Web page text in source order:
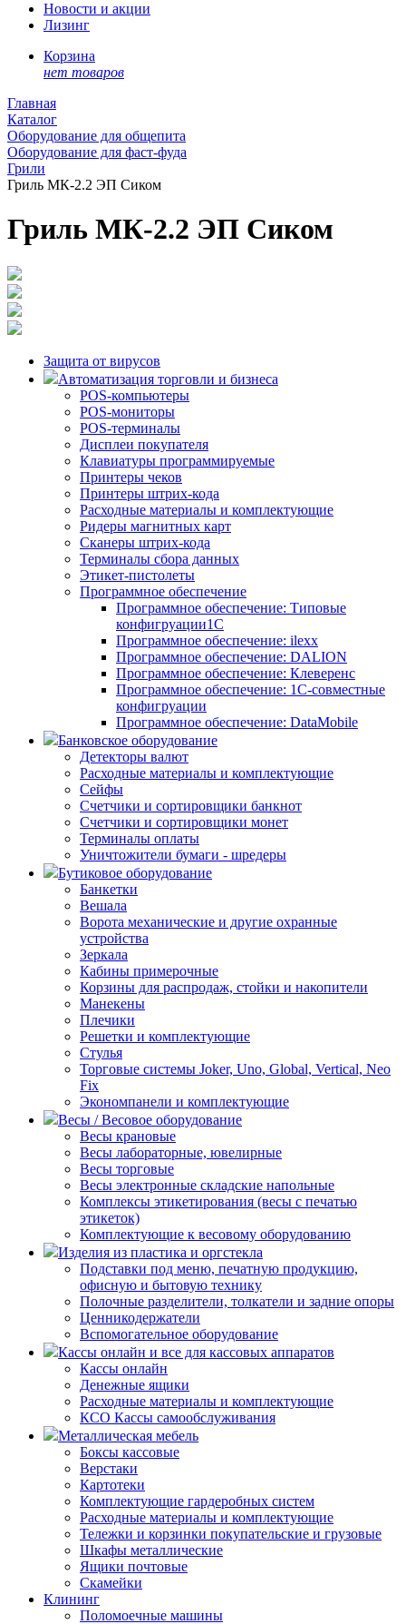
Новости и акции
Лизинг
Корзина
нет товаров
Главная
Каталог
Оборудование для общепита
Оборудование для фаст-фуда
Грили
Гриль МК-2.2 ЭП Сиком
Гриль МК-2.2 ЭП Сиком
Защита от вирусов
Автоматизация торговли и бизнеса
POS-компьютеры
POS-мониторы
POS-терминалы
Дисплеи покупателя
Клавиатуры программируемые
Принтеры чеков
Принтеры штрих-кода
Расходные материалы и комплектующие
Ридеры магнитных карт
Сканеры штрих-кода
Терминалы сбора данных
Этикет-пистолеты
Программное обеспечение
Программное обеспечение: Типовые
конфигруации1С
Программное обеспечение: ilexx
Программное обеспечение: DALION
Программное обеспечение: Клеверенс
Программное обеспечение: 1С-совместные
конфигруации
Программное обеспечение: DataMobile
Банковское оборудование
Детекторы валют
Расходные материалы и комплектующие
Сейфы
Счетчики и сортировщики банкнот
Счетчики и сортировщики монет
Терминалы оплаты
Уничтожители бумаги - шредеры
Бутиковое оборудование
Банкетки
Вешала
Ворота механические и другие охранные
устройства
Зеркала
Кабины примерочные
Корзины для распродаж, стойки и накопители
Манекены
Плечики
Решетки и комплектующие
Стулья
Торговые системы Joker, Uno, Global, Vertical, Neo
Fix
Экономпанели и комплектующие
Весы / Весовое оборудование
Весы крановые
Весы лабораторные, ювелирные
Весы торговые
Весы электронные складские напольные
Комплексы этикетирования (весы с печатью
этикеток)
Комплектующие к весовому оборудованию
Изделия из пластика и оргстекла
Подставки под меню, печатную продукцию,
офисную и бытовую технику
Полочные разделители, толкатели и задние опоры
Ценникодержатели
Вспомогательное оборудование
Кассы онлайн и все для кассовых аппаратов
Кассы онлайн
Денежные ящики
Расходные материалы и комплектующие
КСО Кассы самообслуживания
Металлическая мебель
Боксы кассовые
Верстаки
Картотеки
Комплектующие гардеробных систем
Расходные материалы и комплектующие
Тележки и корзинки покупательские и грузовые
Шкафы металлические
Ящики почтовые
Скамейки
Клининг
Поломоечные машины